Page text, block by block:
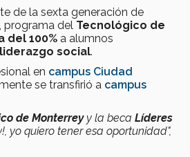
de la sexta generación de
, programa del Tecnológico de
del 100% a alumnos
liderazgo social.
en campus Ciudad
se transfirió a campus
de Monterreyy la beca Líderes
yo quiero tener esa oportunidad",